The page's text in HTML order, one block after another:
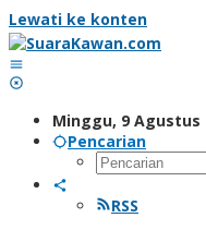
Lewati ke konten
Minggu, 9 Agustus
Pencarian
RSS